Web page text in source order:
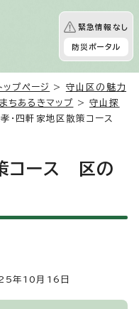
緊急情報なし
防災ポータル
ップページ > 守山区の魅力
ちあるきマップ >守山探
・四軒家地区散策コース
コース 区の
年10月16日